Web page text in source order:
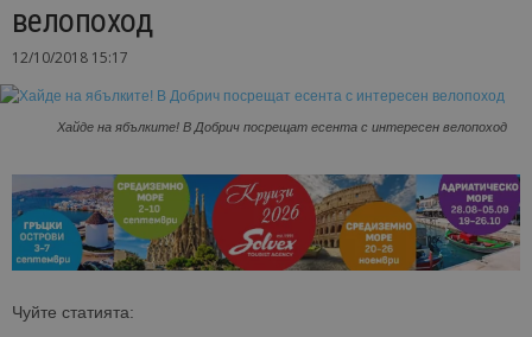
велопоход
12/10/2018 15:17
Хайде на ябълките! В Добрич посрещат есента с интересен велопоход
Чуйте статията: